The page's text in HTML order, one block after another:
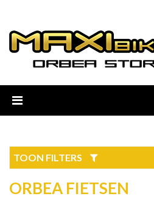
TOON FILTERS
ORBEA FIETSEN